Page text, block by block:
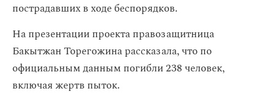
пострадавших в ходе беспорядков.
На презентации проекта правозащитница
Бакытжан Торегожина рассказала, что по
официальным данным погибли 238 человек,
включая жертв пыток.